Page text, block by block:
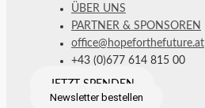
ÜBER UNS
PARTNER & SPONSOREN
office@hopeforthefuture.at
+43 (0)677 614 815 00
JETZT SPENDEN
Newsletter bestellen